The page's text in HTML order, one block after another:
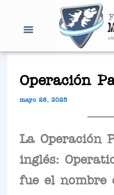
contenido
Operación
mayo 28, 2025
La Operación
inglés:
fue el nombre